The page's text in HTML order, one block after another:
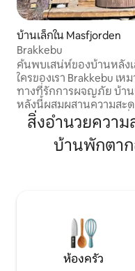
บ้านเล็กใน Masfjorden
Brakkebu
ค้นพบเสน่ห์ของบ้านหลัง
ใครของเรา Brakkebu เ
ทางที่รักการผจญภัย บ้าน
หลังนี้ผสมผสานความสะ
ใช้งานในสภาพแวดล้อมที่อบอุ่น
กับห้องนั่งเล่นที่สว่างสด
อุปกรณ์ครบครันและเตีย
ห้องสวน หลุมก่อกองไฟ ไ
ขนหนู +++ ราคารวมทุกอ
สิ่งอำนวยควา
บ้านพักตาก
ห้องครัว